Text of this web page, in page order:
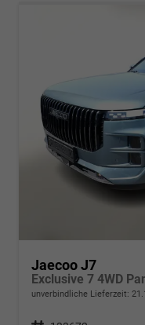
Jaecoo J7
Exclusive 7 4WD
unverbindliche Lieferzeit: